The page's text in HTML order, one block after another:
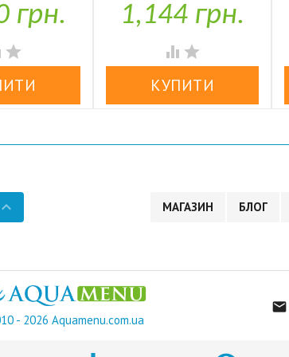
грн.

1,144 грн.
 
МАГАЗИН БЛОГ
- 2026 Aquamenu.com.ua
